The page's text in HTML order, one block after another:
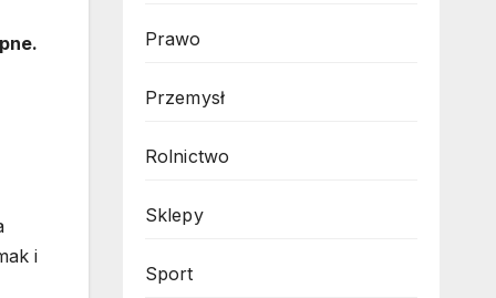
i
Prawo
Przemysł
Rolnictwo
Sklepy
Sport